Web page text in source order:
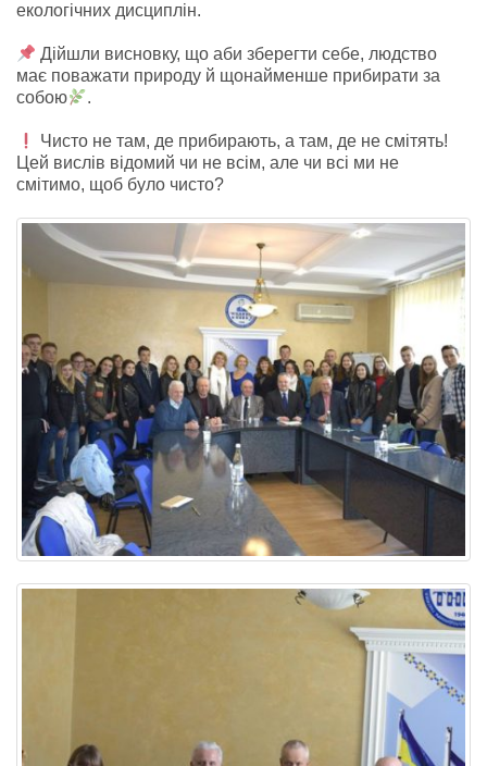
екологічних дисциплін.
Дійшли висновку, що аби зберегти себе, людство
має поважати природу й щонайменше прибирати за
собою
.
Чисто не там, де прибирають, а там, де не смітять!
Цей вислів відомий чи не всім, але чи всі ми не
смітимо, щоб було чисто?